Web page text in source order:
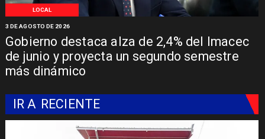
LOCAL
Gobierno destaca alza de 2,4% del Imacec
de junio y proyecta un segundo semestre
más dinámico
3 DE AGOSTO DE 2026
IR A RECIENTE